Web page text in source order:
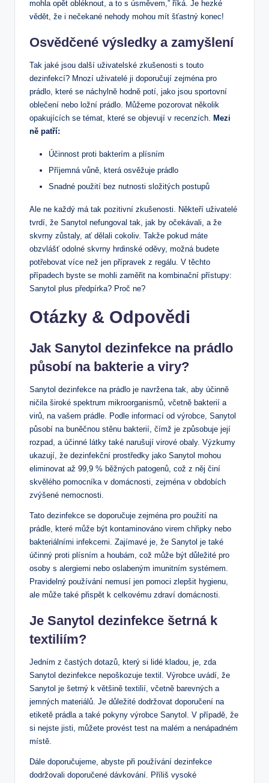
mohla opět obléknout, a to s úsměvem,” říká. Je hezké
vědět, že i nečekané nehody mohou mít šťastný konec!
Osvědčené výsledky a zamyšlení
Tak jaké jsou další uživatelské zkušenosti s touto
dezinfekcí? Mnozí uživatelé ji doporučují zejména pro
prádlo, které se náchylně hodně potí, jako jsou sportovní
oblečení nebo ložní prádlo. Můžeme pozorovat několik
opakujících se témat, které se objevují v recenzích.
Mezi
ně patří:
Účinnost proti bakterím a plísním
Příjemná vůně, která osvěžuje prádlo
Snadné použití bez nutnosti složitých postupů
Ale ne každý má tak pozitivní zkušenosti. Někteří uživatelé
tvrdí, že Sanytol nefungoval tak, jak by očekávali, a že
skvrny zůstaly, ať dělali cokoliv. Takže pokud máte
obzvlášť odolné skvrny hrdinské oděvy, možná budete
potřebovat více než jen přípravek z regálu. V těchto
případech byste se mohli zaměřit na kombinační přístupy:
Sanytol plus předpírka? Proč ne?
Otázky & Odpovědi
Jak Sanytol dezinfekce na prádlo
působí na bakterie a viry?
Sanytol dezinfekce na prádlo je navržena tak, aby účinně
ničila široké spektrum mikroorganismů, včetně bakterií a
virů, na vašem prádle. Podle informací od výrobce, Sanytol
působí na buněčnou stěnu bakterií, čímž je způsobuje její
rozpad, a účinné látky také narušují virové obaly. Výzkumy
ukazují, že dezinfekční prostředky jako Sanytol mohou
eliminovat až 99,9 % běžných patogenů, což z něj činí
skvělého pomocníka v domácnosti, zejména v obdobích
zvýšené nemocnosti.
Tato dezinfekce se doporučuje zejména pro použití na
prádle, které může být kontaminováno virem chřipky nebo
bakteriálními infekcemi. Zajímavé je, že Sanytol je také
účinný proti plísním a houbám, což může být důležité pro
osoby s alergiemi nebo oslabeným imunitním systémem.
Pravidelný používání nemusí jen pomoci zlepšit hygienu,
ale může také přispět k celkovému zdraví domácnosti.
Je Sanytol dezinfekce šetrná k
textiliím?
Jedním z častých dotazů, který si lidé kladou, je, zda
Sanytol dezinfekce nepoškozuje textil. Výrobce uvádí, že
Sanytol je šetrný k většině textilií, včetně barevných a
jemných materiálů. Je důležité dodržovat doporučení na
etiketě prádla a také pokyny výrobce Sanytol. V případě, že
si nejste jisti, můžete provést test na malém a nenápadném
místě.
Dále doporučujeme, abyste při používání dezinfekce
dodržovali doporučené dávkování. Příliš vysoké